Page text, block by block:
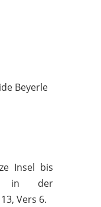
Insel bis
in der
Vers 6.